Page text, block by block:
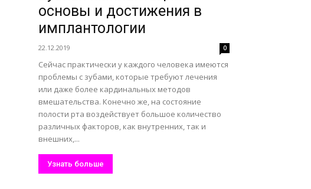
основы и достижения в
имплантологии
22.12.2019 0
Сейчас практически у каждого человека имеются
проблемы с зубами, которые требуют лечения
или даже более кардинальных методов
вмешательства. Конечно же, на состояние
полости рта воздействует большое количество
различных факторов, как внутренних, так и
внешних,...
Узнать больше